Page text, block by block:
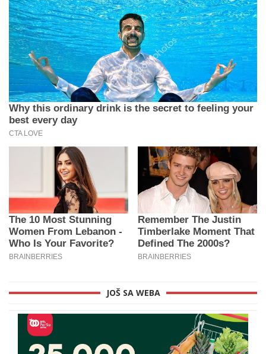
JOŠ SA WEBA